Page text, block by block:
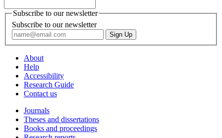
Subscribe to our newsletter
Subscribe to our newsletter
About
Help
Accessibility
Research Guide
Contact us
Journals
Theses and dissertations
Books and proceedings